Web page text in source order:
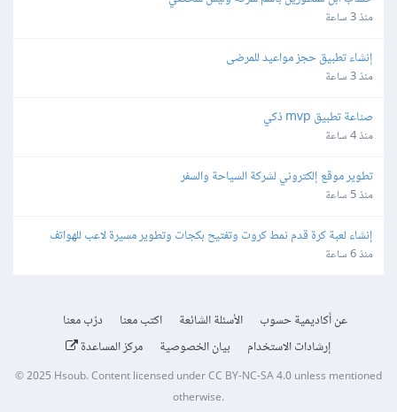
منذ 3 ساعة
إنشاء تطبيق حجز مواعيد للمرضى
منذ 3 ساعة
صناعة تطبيق mvp ذكي
منذ 4 ساعة
تطوير موقع إلكتروني لشركة السياحة والسفر
منذ 5 ساعة
إنشاء لعبة كرة قدم نمط كروت وتفتيح بكجات وتطوير مسيرة لاعب للهواتف
منذ 6 ساعة
عن أكاديمية حسوب الأسئلة الشائعة اكتب معنا
درّب معنا
إرشادات الاستخدام
بيان الخصوصية مركز المساعدة
© 2025 Hsoub.Content licensed underCC BY-NC-SA 4.0unless mentioned
otherwise.